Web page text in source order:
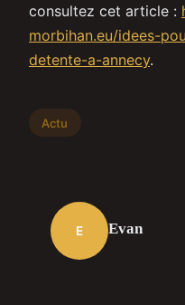
consultez cet article :
morbihan.eu/idees-
detente-a-annecy.
Actu
E Evan